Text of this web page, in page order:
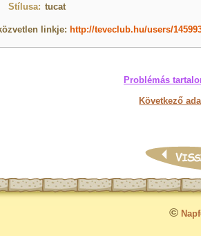
Stílusa: tucat
linkje: http://teveclub.hu/users/
Problémás
Következő
©